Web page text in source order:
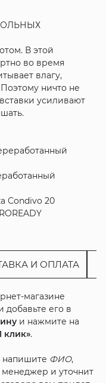
В этой
во время
влагу,
ничто не
усиливают
Condivo 20
И ОПЛАТА
магазине
его в
и нажмите на
клик».
напишите ФИО,
и уточнит